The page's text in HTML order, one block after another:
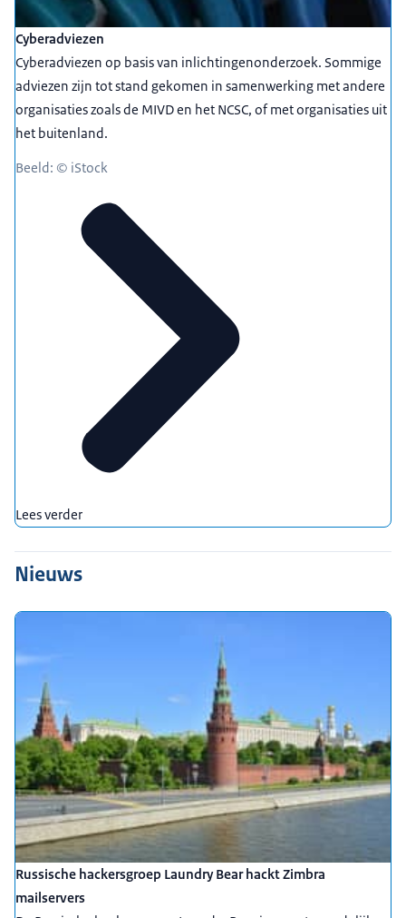
Cyberadviezen
Cyberadviezen op basis van inlichtingenonderzoek. Sommige
adviezen zijn tot stand gekomen in samenwerking met andere
organisaties zoals de MIVD en het NCSC, of met organisaties uit
het buitenland.
Beeld: © iStock
Lees verder
Nieuws
Russische hackersgroep Laundry Bear hackt Zimbra
mailservers